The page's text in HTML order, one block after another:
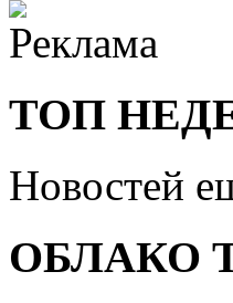
ТОП
Новостей
ОБЛАКО